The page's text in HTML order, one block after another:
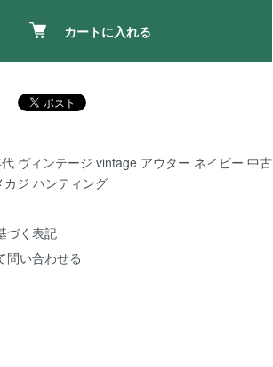
カートに入れる
代 ヴィンテージ vintage アウター ネイビー 中古
ジ ハンティング
づく表記
問い合わせる